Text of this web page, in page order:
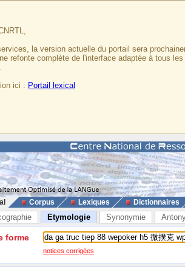
la version actuelle du portail sera
refonte complète de l'interface adaptée à tous
ici : Portail lexical
Corpus Lexiques Dictionnaires
Etymologie Synonymie
forme
notices corrigées